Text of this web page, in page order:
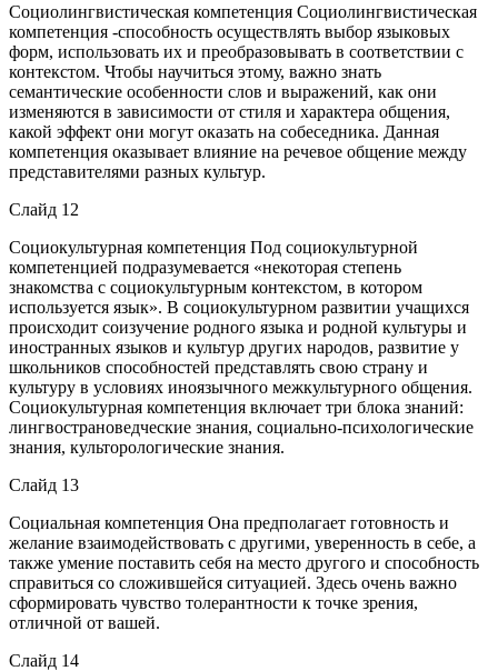
Социолингвистическая компетенция Социолингвистическая
компетенция -способность осуществлять выбор языковых
форм, использовать их и преобразовывать в соответствии с
контекстом. Чтобы научиться этому, важно знать
семантические особенности слов и выражений, как они
изменяются в зависимости от стиля и характера общения,
какой эффект они могут оказать на собеседника. Данная
компетенция оказывает влияние на речевое общение между
представителями разных культур.
Слайд 12
Социокультурная компетенция Под социокультурной
компетенцией подразумевается «некоторая степень
знакомства с социокультурным контекстом, в котором
используется язык». В социокультурном развитии учащихся
происходит соизучение родного языка и родной культуры и
иностранных языков и культур других народов, развитие у
школьников способностей представлять свою страну и
культуру в условиях иноязычного межкультурного общения.
Социокультурная компетенция включает три блока знаний:
лингвострановедческие знания, социально-психологические
знания, культорологические знания.
Слайд 13
Социальная компетенция Она предполагает готовность и
желание взаимодействовать с другими, уверенность в себе, а
также умение поставить себя на место другого и способность
справиться со сложившейся ситуацией. Здесь очень важно
сформировать чувство толерантности к точке зрения,
отличной от вашей.
Слайд 14